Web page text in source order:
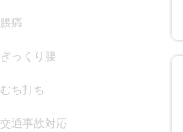
腰痛
ぎっくり腰
むち打ち
交通事故対応